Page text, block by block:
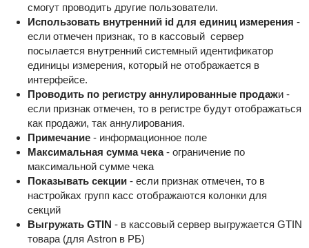
смогут проводить другие пользователи.
Использовать внутренний id для единиц измерения -
если отмечен признак, то в кассовый сервер
посылается внутренний системный идентификатор
единицы измерения, который не отображается в
интерфейсе.
Проводить по регистру аннулированные продажи -
если признак отмечен, то в регистре будут отображаться
как продажи, так аннулирования.
Примечание - информационное поле
Максимальная сумма чека- ограничение по
максимальной сумме чека
Показывать секции - если признак отмечен, то в
настройках групп касс отображаются колонки для
секций
Выгружать GTIN - в кассовый сервер выгружается GTIN
товара (для Astron в РБ)